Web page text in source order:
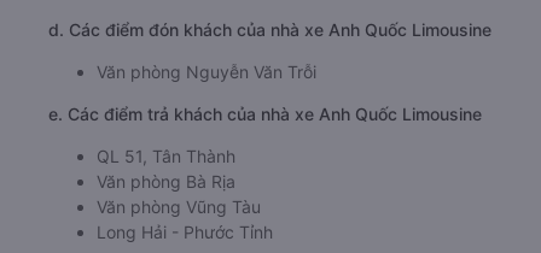
d. Các điểm đón khách của nhà xe Anh Quốc Limousine
Văn phòng Nguyễn Văn Trỗi
e. Các điểm trả khách của nhà xe Anh Quốc Limousine
QL 51, Tân Thành
Văn phòng Bà Rịa
Văn phòng Vũng Tàu
Long Hải - Phước Tỉnh